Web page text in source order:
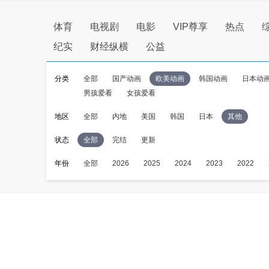
体育 电视剧 电影 VIP尊享 热点
纪实
财经纵横 公益
分类 全部 国产动画 欧美动画 韩国动画
日本动
男孩爱看
女孩爱看
地区 全部 内地 美国 韩国 日本 其他
状态 全部 完结 更新
年份 全部 2026 2025 2024 2023 2022